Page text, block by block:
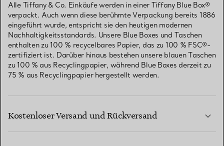
Alle Tiffany & Co. Einkäufe werden in einer Tiffany Blue Box®
verpackt. Auch wenn diese berühmte Verpackung bereits 1886
eingeführt wurde, entspricht sie den heutigen modernen
Nachhaltigkeitsstandards. Unsere Blue Boxes und Taschen
enthalten zu 100 % recycelbares Papier, das zu 100 % FSC®-
zertifiziert ist. Darüber hinaus bestehen unsere blauen Taschen
zu 100 % aus Recyclingpapier, während Blue Boxes derzeit zu
75 % aus Recyclingpapier hergestellt werden.
Kostenloser Versand und Rückversand